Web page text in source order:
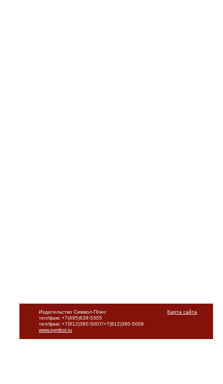
Карта сайта
Издательство Символ-Плюс
тел/факс +7(495)638-5305
тел/факс +7(812)380-5007/+7(812)380-5008
www.symbol.ru